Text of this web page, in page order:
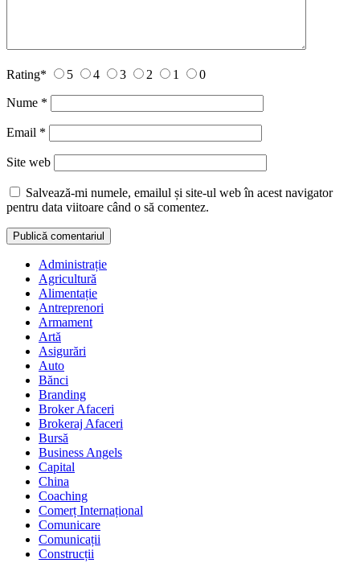
Rating* 5 4 3 2 1 0
Nume *
Email *
Site web
Salvează-mi numele, emailul și site-ul web în acest navigator
pentru data viitoare când o să comentez.
Administrație
Agricultură
Alimentație
Antreprenori
Armament
Artă
Asigurări
Auto
Bănci
Branding
Broker Afaceri
Brokeraj Afaceri
Bursă
Business Angels
Capital
China
Coaching
Comerț Internațional
Comunicare
Comunicații
Construcții